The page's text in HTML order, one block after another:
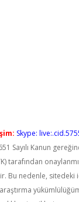
Skype:
Sayılı Kanun
tarafından
Bu nedenle,